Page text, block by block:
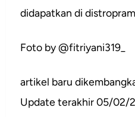
didapatkan di
Foto by @fitriyani319_ ⁣
artikel baru
Update terakhir 05/02/